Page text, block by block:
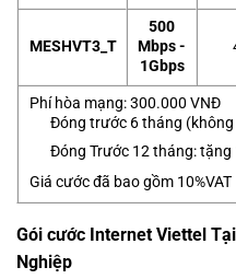
MESHVT3_T
500
Mbps -
1Gbps
Phí hòa mạng: 300.000 VNĐ
Đóng trước 6 tháng
Đóng Trước 12 tháng:
Giá cước đã bao gồm 10%VAT
Gói cước Internet Viettel
Nghiệp